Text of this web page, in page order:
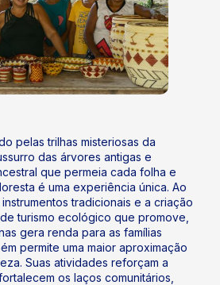
pelas trilhas misteriosas da
das árvores antigas e
que permeia cada folha e
é uma experiência única. Ao
tradicionais e a criação
turismo ecológico que promove,
gera renda para as famílias
permite uma maior aproximação
Suas atividades reforçam a
os laços comunitários,